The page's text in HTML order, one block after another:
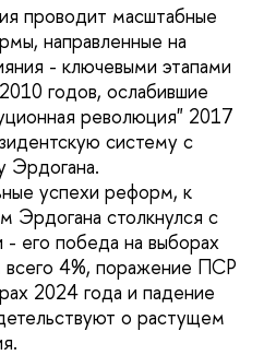
проводит масштабные
направленные на
- ключевыми этапами
годов, ослабившие
революция" 2017
систему с
Эрдогана.
успехи реформ, к
столкнулся с
- его победа на выборах
4%, поражение ПСР
2024 года и падение
о растущем